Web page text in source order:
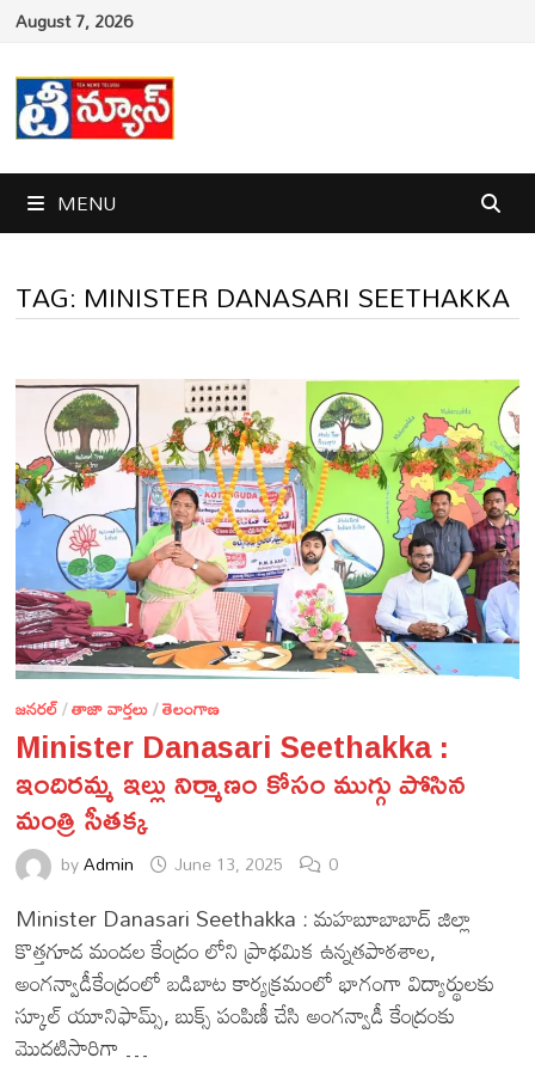
Skip
content
August 7, 2026
MENU
TAG: MINISTER DANASARI SEETHAKKA
జనరల్/తాజా వార్తలు/తెలంగాణ
Minister Danasari Seethakka :
ఇందిరమ్మ ఇల్లు నిర్మాణం కోసం ముగ్గు పోసిన
మంత్రి సీతక్క
byAdmin June 13, 2025 0
Minister Danasari Seethakka : మహబూబాబాద్ జిల్లా
కొత్తగూడ మండల కేంద్రం లోని ప్రాథమిక ఉన్నతపాఠశాల,
అంగన్వాడీకేంద్రంలో బడిబాట కార్యక్రమంలో భాగంగా విద్యార్థులకు
స్కూల్ యూనిఫామ్స్, బుక్స్ పంపిణీ చేసి అంగన్వాడీ కేంద్రంకు
మొదటిసారిగా …